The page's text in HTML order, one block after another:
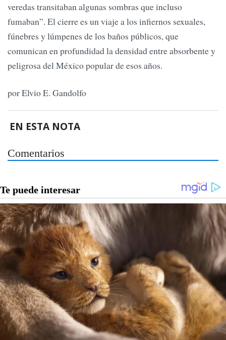
veredas transitaban algunas sombras que incluso
fumaban”. El cierre es un viaje a los infiernos sexuales,
fúnebres y lúmpenes de los baños públicos, que
comunican en profundidad la densidad entre absorbente y
peligrosa del México popular de esos años.
por Elvio E. Gandolfo
EN ESTA NOTA
Comentarios